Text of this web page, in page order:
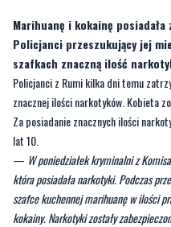
Marihuanę i kokainę
Policjanci przeszukujący jej
szafkach znaczną ilość
Policjanci z Rumi kilka dni temu
znacznej ilości narkotyków. Kobieta
Za posiadanie znacznych ilości
lat 10.
— W poniedziałek kryminalni z
która posiadała narkotyki. Podczas
szafce kuchennej marihuanę w ilości
kokainy. Narkotyki zostały